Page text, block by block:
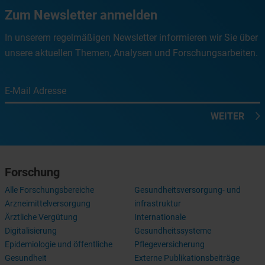
Zum Newsletter anmelden
In unserem regelmäßigen Newsletter informieren wir Sie über
unsere aktuellen Themen, Analysen und Forschungsarbeiten.
E-Mail Adresse
WEITER
Forschung
Alle Forschungsbereiche
Arzneimittelversorgung
Ärztliche Vergütung
Digitalisierung
Epidemiologie und öffentliche
Gesundheit
Gesundheitsversorgung- und
infrastruktur
Internationale
Gesundheitssysteme
Pflegeversicherung
Externe Publikationsbeiträge